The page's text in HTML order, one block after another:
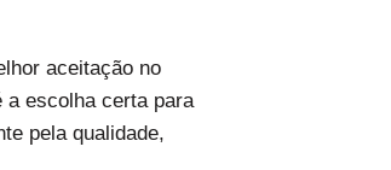
aceitação no
escolha certa para
pela qualidade,